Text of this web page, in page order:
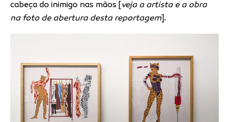
cabeça do inimigo nas mãos [veja a artista e a obra
na foto de abertura desta reportagem].